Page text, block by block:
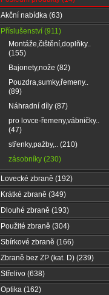
Akční nabídka (63)
Příslušenství (911)
Montáže,čištění,doplňky..
(155)
Bajonety,nože (82)
Pouzdra,sumky,řemeny..
(89)
Náhradní díly (87)
pro lovce-řemeny,vábničky..
(47)
střenky,pažby,.. (210)
zásobníky (230)
Lovecké zbraně (192)
Krátké zbraně (349)
Dlouhé zbraně (193)
Použité zbraně (304)
Sbírkové zbraně (166)
Zbraně bez ZP (kat. D) (239)
Střelivo (638)
Optika (162)